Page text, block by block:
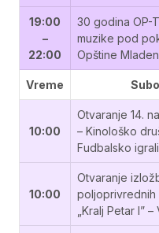
19:00
–
22:00
30 godina OP-
muzike pod
Opštine
Vreme
10:00
Otvaranje 14.
– Kinološko
Fudbalsko
10:00
Otvaranje
poljoprivrednih
„Kralj Petar I”